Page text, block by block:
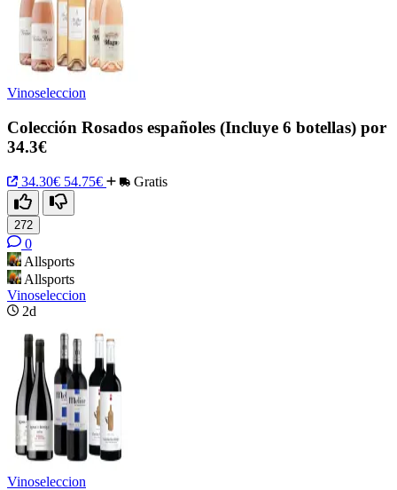
Vinoseleccion
Colección Rosados españoles (Incluye 6 botellas) por
34.3€
34.30€ 54.75€ Gratis
272
0
Allsports
Allsports
Vinoseleccion
2d
Vinoseleccion